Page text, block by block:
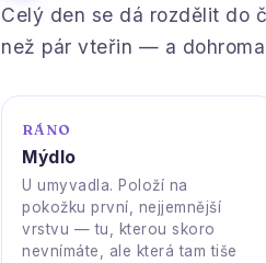
Celý den se dá rozdělit do
než pár vteřin — a
RÁNO
Mýdlo
U umyvadla. Položí na
pokožku první, nejjemnější
vrstvu — tu, kterou skoro
nevnímáte, ale která tam tiše